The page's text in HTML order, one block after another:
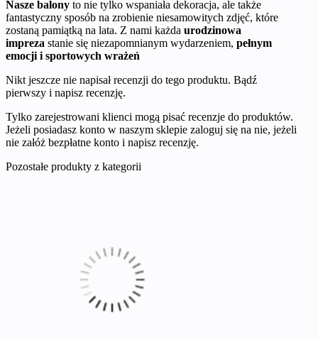
Nasze balony to nie tylko wspaniała dekoracja, ale także
fantastyczny sposób na zrobienie niesamowitych zdjęć, które
zostaną pamiątką na lata. Z nami każda urodzinowa
impreza stanie się niezapomnianym wydarzeniem, pełnym
emocji i sportowych wrażeń
Nikt jeszcze nie napisał recenzji do tego produktu. Bądź
pierwszy i napisz recenzję.
Tylko zarejestrowani klienci mogą pisać recenzje do produktów.
Jeżeli posiadasz konto w naszym sklepie zaloguj się na nie, jeżeli
nie załóż bezpłatne konto i napisz recenzję.
Pozostałe produkty z kategorii